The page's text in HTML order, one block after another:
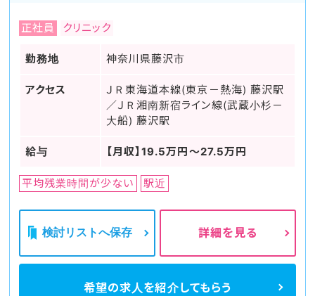
正社員 クリニック
勤務地 神奈川県藤沢市
アクセス
ＪＲ東海道本線(東京－熱海) 藤沢駅
／ＪＲ湘南新宿ライン線(武蔵小杉－
大船) 藤沢駅
給与 【月収】19.5万円～27.5万円
平均残業時間が少ない 駅近
検討リストへ保存 詳細を見る
希望の求人を紹介してもらう